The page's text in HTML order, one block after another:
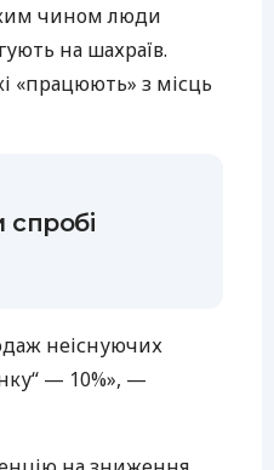
чином люди
на шахраїв.
«працюють» з місць
неіснуючих
— 10%», —